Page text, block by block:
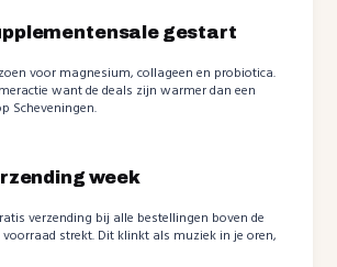
gestart
voor magnesium, collageen en probiotica.
want de deals zijn warmer dan een
Scheveningen.
week
verzending bij alle bestellingen boven de
strekt. Dit klinkt als muziek in je oren,